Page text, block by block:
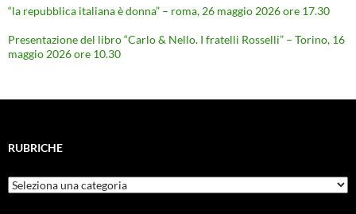
“la repubblica italiana è donna” – roma, 26 maggio 2026 ore 17.30
Presentazione del libro “Carlo & Nello. I fratelli Rosselli” – Torino, 16
maggio 2026 ore 10.30
RUBRICHE
Rubriche